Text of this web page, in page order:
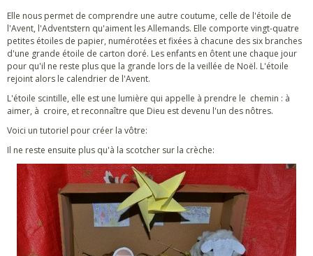
Elle nous permet de comprendre une autre coutume, celle de l'étoile de
l'Avent, l'Adventstern qu'aiment les Allemands. Elle comporte vingt-quatre
petites étoiles de papier, numérotées et fixées à chacune des six branches
d'une grande étoile de carton doré. Les enfants en ôtent une chaque jour
pour qu'il ne reste plus que la grande lors de la veillée de Noël. L'étoile
rejoint alors le calendrier de l'Avent.
L'étoile scintille, elle est une lumière qui appelle à prendre le chemin : à
aimer, à croire, et reconnaître que Dieu est devenu l'un des nôtres.
Voici un tutoriel pour créer la vôtre:
Il ne reste ensuite plus qu'à la scotcher sur la crèche: